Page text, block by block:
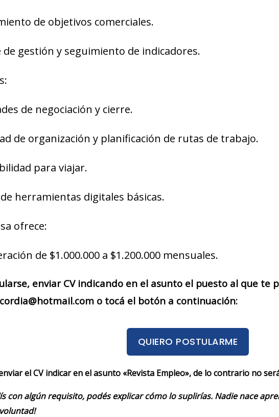
de objetivos comerciales.
de gestión y seguimiento de indicadores.
de negociación y cierre.
de organización y planificación de rutas de trabajo.
para viajar.
herramientas digitales básicas.
ofrece:
de $1.000.000 a $1.200.000 mensuales.
enviar CV indicando en el asunto el puesto al que te
o tocá el botón a continuación:
QUIERO POSTULARME
el CV indicar en el asunto «Revista Empleo», de lo contrario no
con algún requisito, podés explicar cómo lo suplirías. Nadie nace